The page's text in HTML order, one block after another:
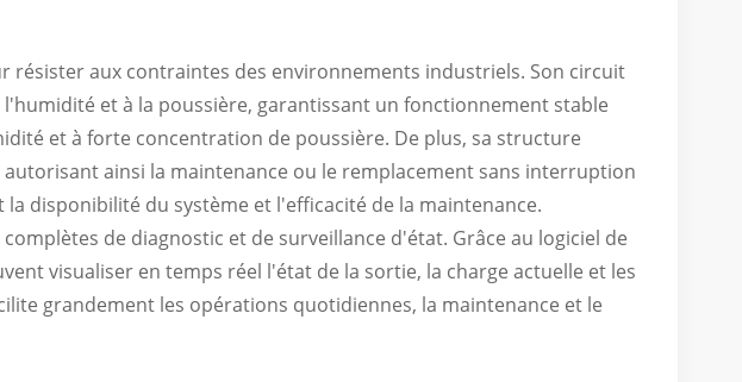
résister aux contraintes des environnements industriels. Son circuit
et à la poussière, garantissant un fonctionnement stable
et à forte concentration de poussière. De plus, sa structure
ainsi la maintenance ou le remplacement sans interruption
disponibilité du système et l'efficacité de la maintenance.
de diagnostic et de surveillance d'état. Grâce au logiciel de
visualiser en temps réel l'état de la sortie, la charge actuelle et les
grandement les opérations quotidiennes, la maintenance et le